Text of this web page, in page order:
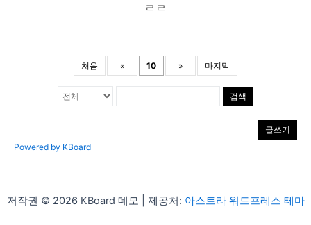
ㄹㄹ
처음 « 10 » 마지막
검색
글쓰기
Powered by KBoard
저작권 © 2026 KBoard 데모 | 제공처: 아스트라 워드프레스 테마